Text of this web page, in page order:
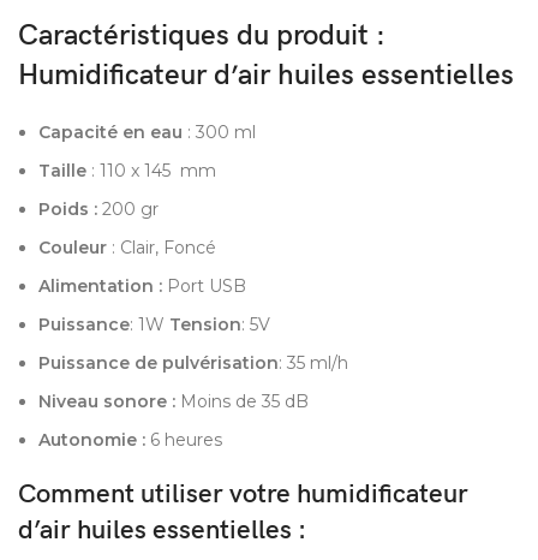
Caractéristiques du produit :
Humidificateur d’air huiles essentielles
Capacité en eau : 300 ml
Taille : 110 x 145 mm
Poids : 200 gr
Couleur : Clair, Foncé
Alimentation : Port USB
Puissance: 1W Tension: 5V
Puissance de pulvérisation: 35 ml/h
Niveau sonore : Moins de 35 dB
Autonomie : 6 heures
Comment utiliser votre humidificateur
d’air huiles essentielles :